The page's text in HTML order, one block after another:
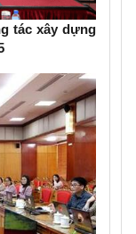
tác xây dựng